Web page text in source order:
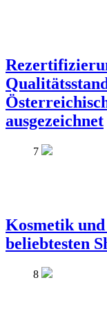
ausgezeichnet
7
Kosmetik
beliebtesten
8